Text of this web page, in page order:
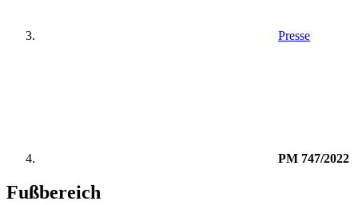
Presse
PM 747/2022
Fußbereich